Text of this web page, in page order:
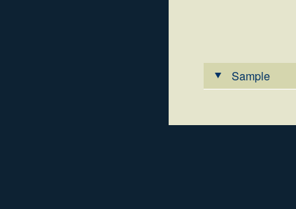
Sample